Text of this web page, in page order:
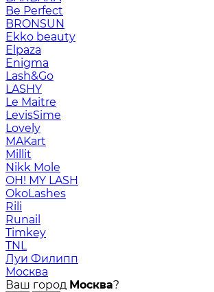
Be Perfect
BRONSUN
Ekko beauty
Elpaza
Enigma
Lash&Go
LASHY
Le Maitre
LevisSime
Lovely
MAKart
Millit
Nikk Mole
OH! MY LASH
OkoLashes
Rili
Runail
Timkey
TNL
Луи Филипп
Москва
Ваш город Москва?